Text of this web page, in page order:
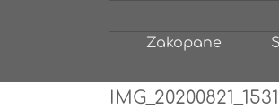
Zakopane